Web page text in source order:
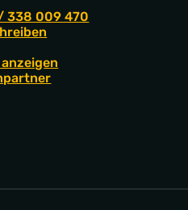
338 009 470